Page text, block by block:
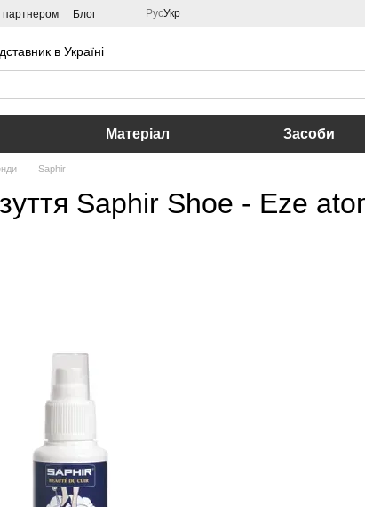
партнером Блог РусУкр
в Україні
Матеріал Засоби
Saphir
Saphir Shoe - Eze